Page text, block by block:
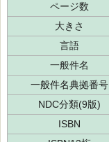
ページ数
大きさ
言語
一般件名
一般件名典拠番号
NDC分類(9版)
ISBN